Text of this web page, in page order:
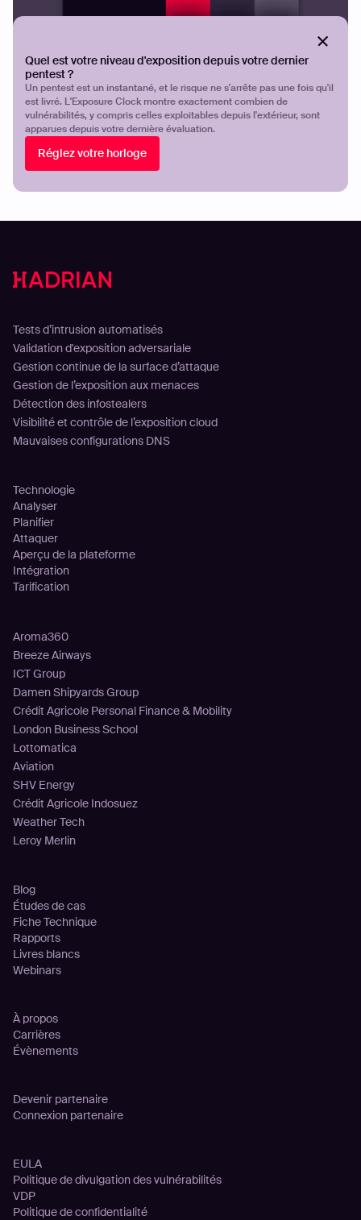
Quel est votre niveau d'exposition depuis votre dernier
pentest ?
Un pentest est un instantané, et le risque ne s'arrête pas une fois qu'il
est livré. L'Exposure Clock montre exactement combien de
vulnérabilités, y compris celles exploitables depuis l'extérieur, sont
apparues depuis votre dernière évaluation.
Réglez votre horloge
INFOGRAPHIE
Infographic: Open-Source Offensive AI
Tests d’intrusion automatisés
Validation d'exposition adversariale
Gestion continue de la surface d’attaque
Gestion de l’exposition aux menaces
Détection des infostealers
Visibilité et contrôle de l’exposition cloud
Mauvaises configurations DNS
Technologie
Analyser
Planifier
Attaquer
Aperçu de la plateforme
Intégration
Tarification
Aroma360
Breeze Airways
ICT Group
Damen Shipyards Group
Crédit Agricole Personal Finance & Mobility
London Business School
Lottomatica
Aviation
SHV Energy
Crédit Agricole Indosuez
Weather Tech
Leroy Merlin
Blog
Études de cas
Fiche Technique
Rapports
Livres blancs
Webinars
À propos
Carrières
Évènements
Devenir partenaire
Connexion partenaire
EULA
Politique de divulgation des vulnérabilités
VDP
Politique de confidentialité